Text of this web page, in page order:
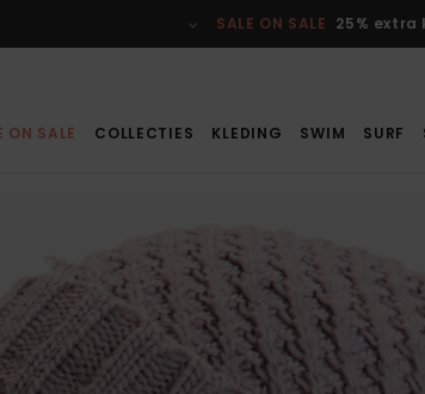
SALE ON SALE 25%
ON SALE COLLECTIES KLEDING SWIM SURF